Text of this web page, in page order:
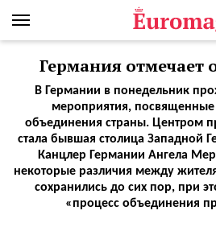
Германия отмечает
В Германии в понедельник
мероприятия, посвященные
объединения страны. Центром
стала бывшая столица Западной
Канцлер Германии Ангела
некоторые различия между
сохранились до сих пор, при
«процесс объединения